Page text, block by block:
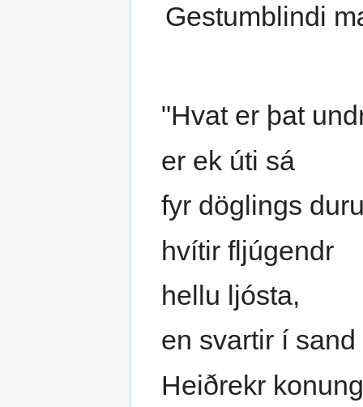
Gestumblindi
"Hvat er þat
er ek úti sá
fyr döglings
hvítir fljúgendr
hellu ljósta,
en svartir í
Heiðrekr